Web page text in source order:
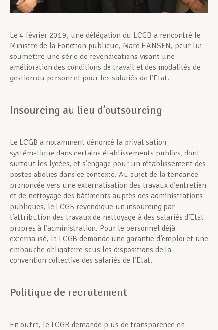
Le 4 février 2019, une délégation du LCGB a rencontré le
Ministre de la Fonction publique, Marc HANSEN, pour lui
soumettre une série de revendications visant une
amélioration des conditions de travail et des modalités de
gestion du personnel pour les salariés de l’Etat.
Insourcing au lieu d’outsourcing
Le LCGB a notamment dénoncé la privatisation
systématique dans certains établissements publics, dont
surtout les lycées, et s’engage pour un rétablissement des
postes abolies dans ce contexte. Au sujet de la tendance
prononcée vers une externalisation des travaux d’entretien
et de nettoyage des bâtiments auprès des administrations
publiques, le LCGB revendique un insourcing par
l’attribution des travaux de nettoyage à des salariés d’Etat
propres à l’administration. Pour le personnel déjà
externalisé, le LCGB demande une garantie d’emploi et une
embauche obligatoire sous les dispositions de la
convention collective des salariés de l’Etat.
Politique de recrutement
En outre, le LCGB demande plus de transparence en